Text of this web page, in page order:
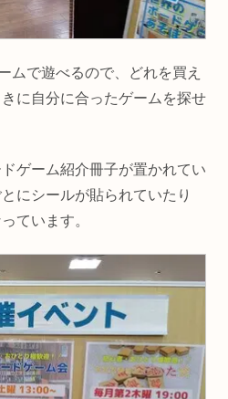
ムで遊べるので、どれを買え
に自分に合ったゲームを探せ
ゲーム紹介冊子が置かれてい
にシールが貼られていたり
ています。